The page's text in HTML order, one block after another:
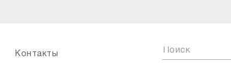
Контакты